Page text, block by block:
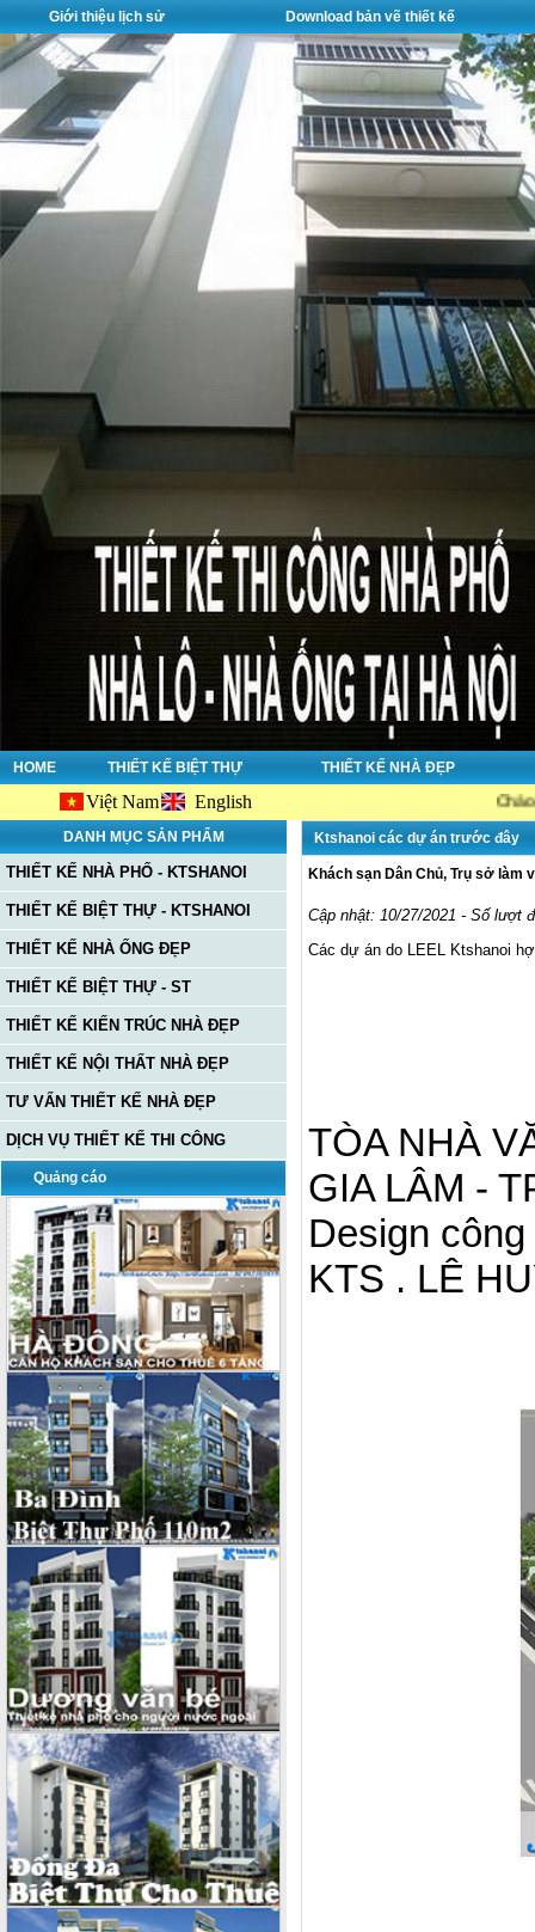
Giới thiệu lịch sử Download bản vẽ thiết kế
HOME THIẾT KẾ BIỆT THỰ THIẾT KẾ NHÀ ĐẸP
Việt Nam English Chào
DANH MỤC SẢN PHẨM
THIẾT KẾ NHÀ PHỐ - KTSHANOI
THIẾT KẾ BIỆT THỰ - KTSHANOI
THIẾT KẾ NHÀ ỐNG ĐẸP
THIẾT KẾ BIỆT THỰ - ST
THIẾT KẾ KIẾN TRÚC NHÀ ĐẸP
THIẾT KẾ NỘI THẤT NHÀ ĐẸP
TƯ VẤN THIẾT KẾ NHÀ ĐẸP
DỊCH VỤ THIẾT KẾ THI CÔNG
Quảng cáo
Ktshanoi các dự án trước đây
Khách sạn Dân Chủ, Trụ sở làm
Cập nhật: 10/27/2021 - Số lượt
Các dự án do LEEL Ktshanoi
TÒA NHÀ
GIA LÂM -
Design
KTS . LÊ